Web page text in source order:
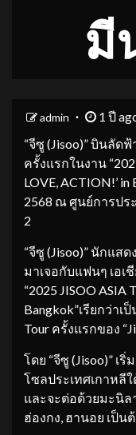
มี
admin 1 ปี
“จีซู (Jisoo)” บินลัด
ครั้งแรกในงาน
LOVE, ACTION!’
2568 ณ ศูนย์การปร
2
“จีซู (Jisoo)” นักแส
มาเจอกับแฟนๆ เอเชี
“2025 JISOO ASIA
Bangkok”เรียกว่า
Tour ครั้งแรกของ
โดย “จีซู (Jisoo)” เริ่
โซลประเทศเกาหลี
และจะต่อด้วยมะนิลา
ฮ่องกง, ฮานอย เป็น